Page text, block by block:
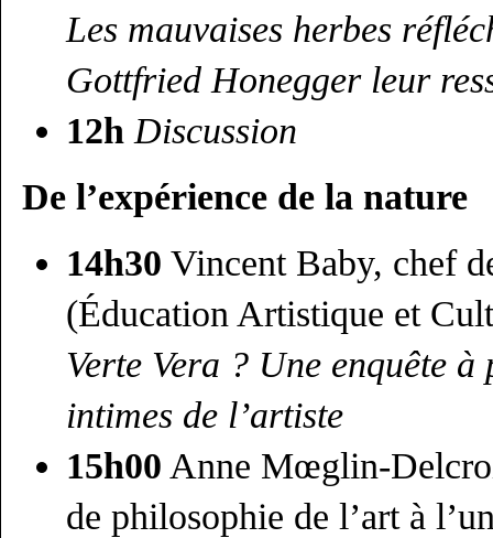
Les mauvaises herbes
Gottfried Honegger leur
12h Discussion
De l’expérience de la nature
14h30 Vincent Baby, chef
(Éducation Artistique et
Verte Vera ? Une enquête
intimes de l’artiste
15h00 Anne Mœglin-
de philosophie de l’art à